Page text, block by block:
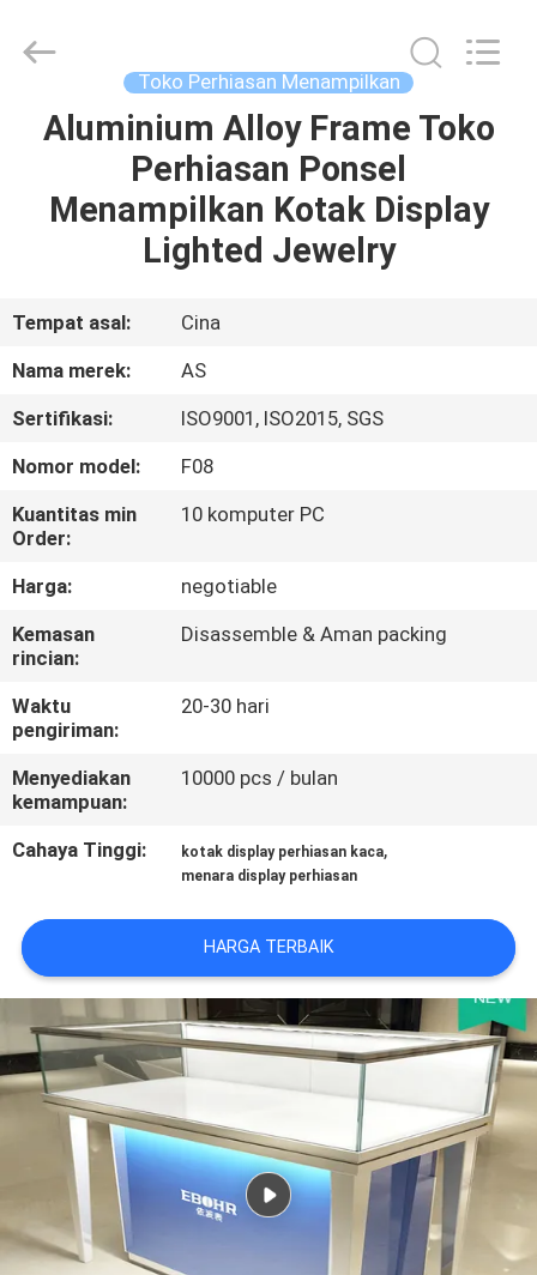
RUMAH
PRODUK
TENTANG
TUR
PABRIK
KONTROL
KUALITAS
HUBUNGI
KAMI
PERMINTAAN
PENAWARAN
SITEMAP
PRIVACY
POLICY
Shelves
Co.,Ltd.
Reserved.
Toko Perhiasan Menampilkan
Aluminium Alloy Frame Toko
Perhiasan Ponsel
Menampilkan Kotak Display
Lighted Jewelry
Tempat asal:
Cina
Nama merek:
AS
Sertifikasi:
ISO9001, ISO2015, SGS
Nomor model:
F08
Kuantitas min
Order:
10 komputer PC
Harga:
negotiable
Kemasan
rincian:
Disassemble & Aman packing
Waktu
pengiriman:
20-30 hari
Menyediakan
kemampuan:
10000 pcs / bulan
Cahaya Tinggi: kotak display perhiasan kaca,
menara display perhiasan
HARGA TERBAIK